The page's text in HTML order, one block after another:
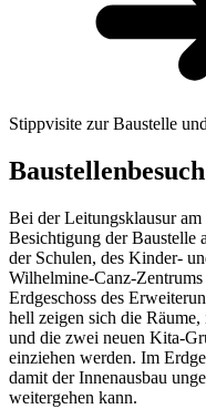
Stippvisite zur Baustelle
Bei der Leitungsklausur
Besichtigung der Baustelle
der Schulen, des Kinder-
Wilhelmine-Canz-
Erdgeschoss des
hell zeigen sich die
und die zwei neuen Kita-
einziehen werden. Im
damit der Innenausbau
weitergehen kann.